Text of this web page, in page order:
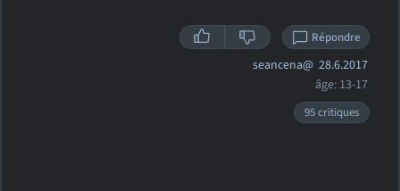
Répondre
seancena@ 28.6.2017
âge: 13-17
95 critiques